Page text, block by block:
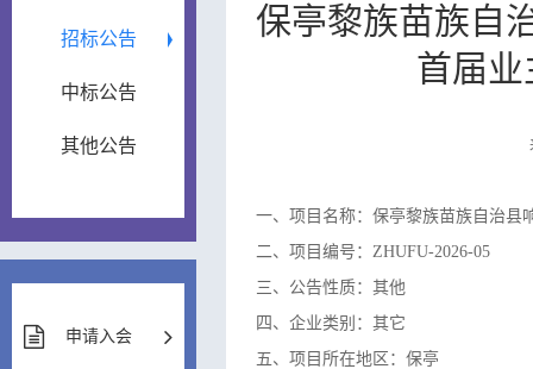
招标公告
中标公告
其他公告
申请入会
保亭黎族苗族自
首届
一、项目名称：保亭黎族苗族自治县
二、项目编号：ZHUFU-2026-05
三、公告性质：其他
四、企业类别：其它
五、项目所在地区：保亭